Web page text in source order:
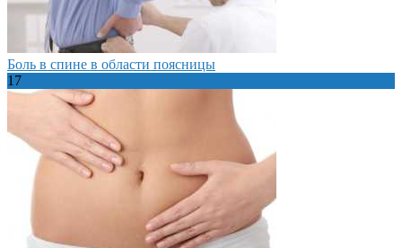
Боль в спине в области поясницы
17